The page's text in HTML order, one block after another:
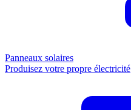
Panneaux solaires
Produisez votre propre électricité